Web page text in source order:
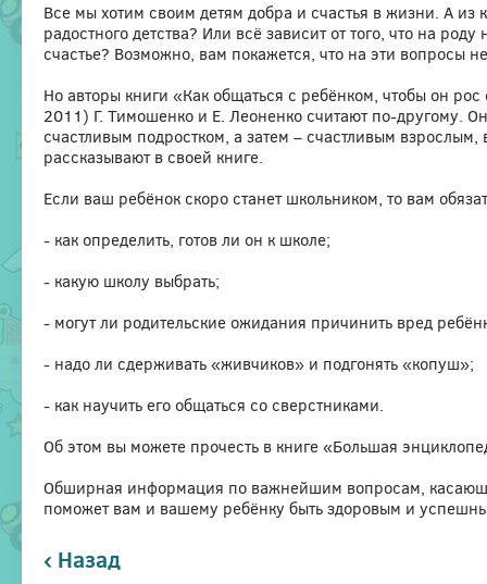
Все мы хотим своим детям добра и счастья в жизни. А из
радостного детства? Или всё зависит от того, что на
счастье? Возможно, вам покажется, что на эти вопросы
Но авторы книги «Как общаться с ребёнком, чтобы он
2011) Г. Тимошенко и Е. Леоненко считают по-другому.
счастливым подростком, а затем – счастливым
рассказывают в своей книге.
Если ваш ребёнок скоро станет школьником, то вам
- как определить, готов ли он к школе;
- какую школу выбрать;
- могут ли родительские ожидания причинить вред
- надо ли сдерживать «живчиков» и подгонять «копуш»;
- как научить его общаться со сверстниками.
Об этом вы можете прочесть в книге «Большая
Обширная информация по важнейшим вопросам,
поможет вам и вашему ребёнку быть здоровым и
‹ Назад